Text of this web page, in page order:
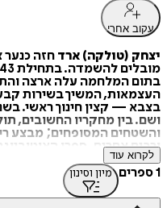
עקוב אחרי
יצחק (טולקה) ארד חזה כנער
בתום המלחמה עלה ארצה
העצמאות, המשיך בשירות
ושם. בין מחקריו החשובים,
והשטחים המסופחים; מבצע
ורבים אחרים. ספרו
מנציחראה אור ב־2016.לקרוא עוד
1 ספרים מיון וסינון